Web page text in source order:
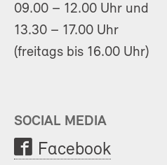
09.00 – 12.00 Uhr und
13.30 – 17.00 Uhr
(freitags bis 16.00 Uhr)
SOCIAL MEDIA
Facebook